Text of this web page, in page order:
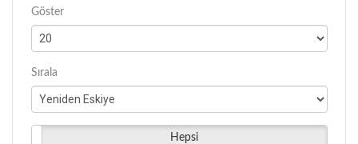
Göster
Sırala
Hepsi